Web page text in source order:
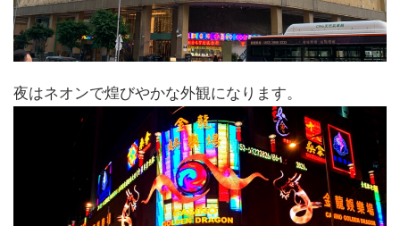
夜はネオンで煌びやかな外観になります。